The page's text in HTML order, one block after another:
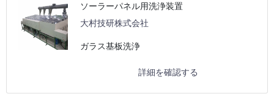
ソーラーパネル用洗浄装置
大村技研株式会社
ガラス基板洗浄
詳細を確認する